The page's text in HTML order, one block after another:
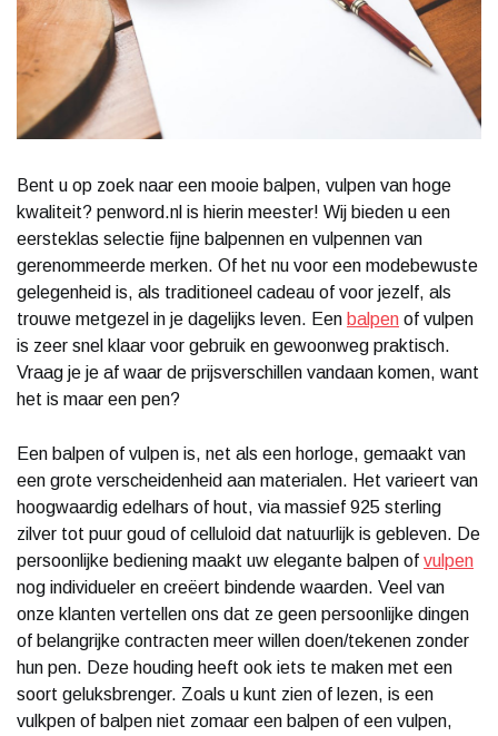
Bent u op zoek naar een mooie balpen, vulpen van hoge
kwaliteit? penword.nl is hierin meester! Wij bieden u een
eersteklas selectie fijne balpennen en vulpennen van
gerenommeerde merken. Of het nu voor een modebewuste
gelegenheid is, als traditioneel cadeau of voor jezelf, als
trouwe metgezel in je dagelijks leven. Een balpen of vulpen
is zeer snel klaar voor gebruik en gewoonweg praktisch.
Vraag je je af waar de prijsverschillen vandaan komen, want
het is maar een pen?
Een balpen of vulpen is, net als een horloge, gemaakt van
een grote verscheidenheid aan materialen. Het varieert van
hoogwaardig edelhars of hout, via massief 925 sterling
zilver tot puur goud of celluloid dat natuurlijk is gebleven. De
persoonlijke bediening maakt uw elegante balpen of vulpen
nog individueler en creëert bindende waarden. Veel van
onze klanten vertellen ons dat ze geen persoonlijke dingen
of belangrijke contracten meer willen doen/tekenen zonder
hun pen. Deze houding heeft ook iets te maken met een
soort geluksbrenger. Zoals u kunt zien of lezen, is een
vulkpen of balpen niet zomaar een balpen of een vulpen,